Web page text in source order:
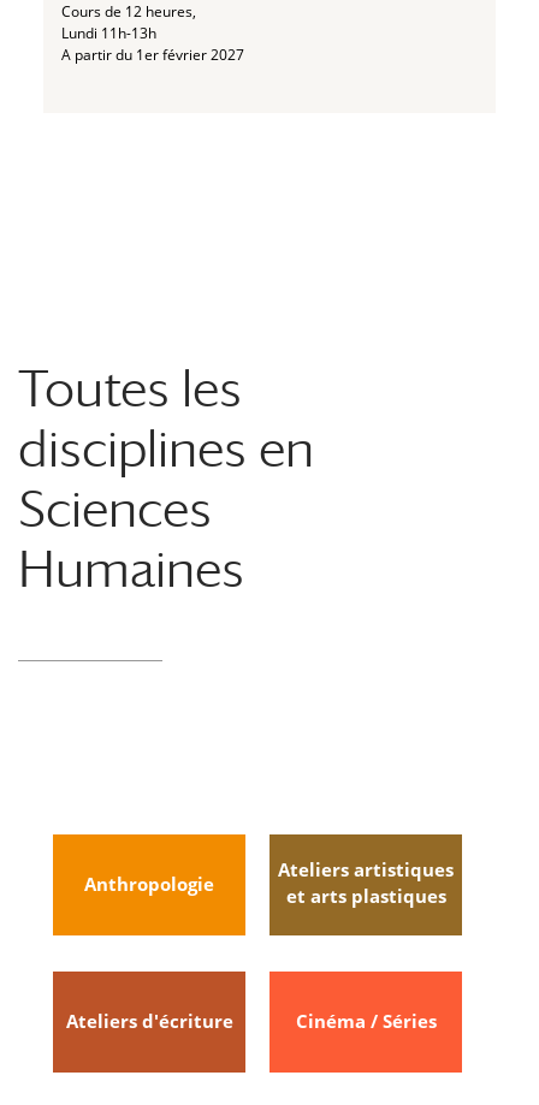
Cours de 12 heures,
Lundi 11h-13h
A partir du 1er février 2027
Toutes les
disciplines en
Sciences
Humaines
Anthropologie
Ateliers artistiques
et arts plastiques
Ateliers d'écriture Cinéma / Séries